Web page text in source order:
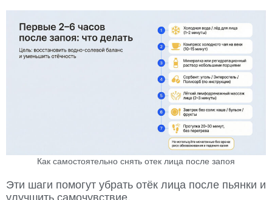
Как самостоятельно снять отек лица после запоя
Эти шаги помогут убрать отёк лица после пьянки и